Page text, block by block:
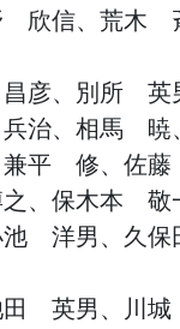
欣信、荒
彦、別所
治、相馬
平 修、佐
、保木本
洋男、久
英男、川